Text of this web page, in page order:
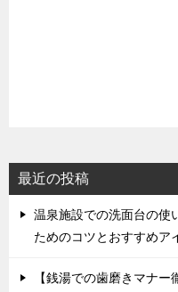
最近の投稿
温泉施設での洗面台の使
ためのコツとおすすめア
【銭湯での歯磨きマナ